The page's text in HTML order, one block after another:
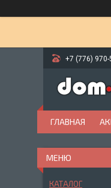
+7 (776) 970-
ГЛАВНАЯ
КАТАЛОГ